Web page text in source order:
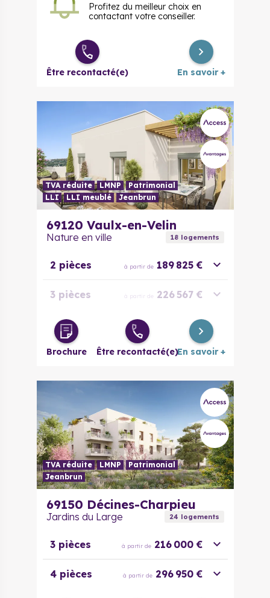
Profitez du meilleur choix en
contactant votre conseiller.
Être recontacté(e) En savoir +
TVA réduite LMNP
Patrimonial
LLI
LLI meublé Jeanbrun
69120 Vaulx-en-Velin
Nature en ville 18logements
2 pièces à partir de 189 825 €
3 pièces à partir de 226 567 €
3 pièces
évolutif
à partir de 257 975 €
Brochure Être recontacté(e)En savoir +
TVA réduite LMNP
Patrimonial
Jeanbrun
69150 Décines-Charpieu
Jardins du Large 24 logements
3 pièces à partir de 216 000 €
4 pièces à partir de 296 950 €